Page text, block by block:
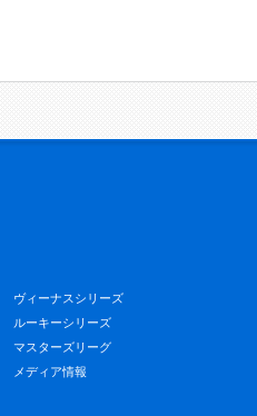
ヴィーナスシリーズ
ルーキーシリーズ
マスターズリーグ
メディア情報